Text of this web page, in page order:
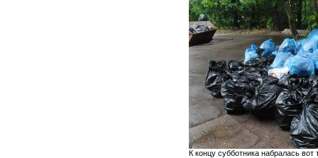
К концу субботника набралась вот